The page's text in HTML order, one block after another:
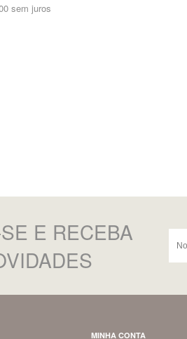
sem juros
E RECEBA
MINHA CONTA